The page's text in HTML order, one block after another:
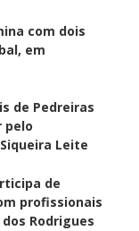
com dois
em
de Pedreiras
pelo
Leite
de
profissionais
Rodrigues